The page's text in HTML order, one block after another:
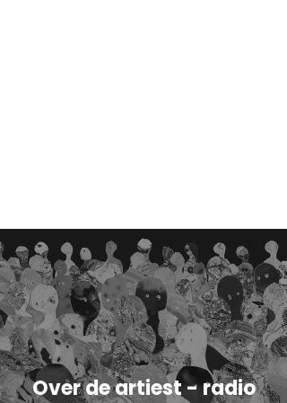
Over de artiest - radio